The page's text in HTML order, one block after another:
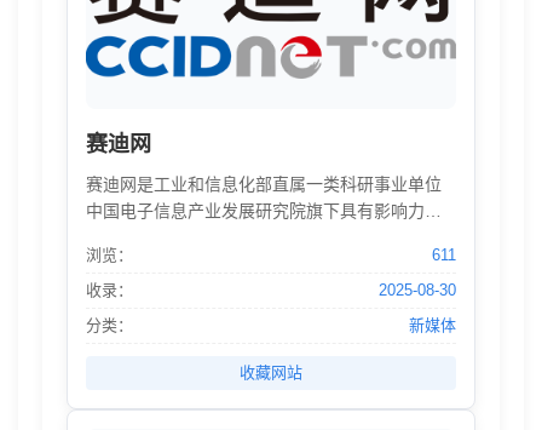
赛迪网
赛迪网是工业和信息化部直属一类科研事业单位
中国电子信息产业发展研究院旗下具有影响力的
力就是生命力”,“专业创造价值”的理念，坚持“融
媒、融智 、融产、 融商”发展战略，扎根工业和
信息化领域，构建了集期刊、资讯、数据、视频
赛事策划和落地能力及全媒体矩阵的深度传播渠
浏览：
611
收录：
2025-08-30
分类：
新媒体
收藏网站